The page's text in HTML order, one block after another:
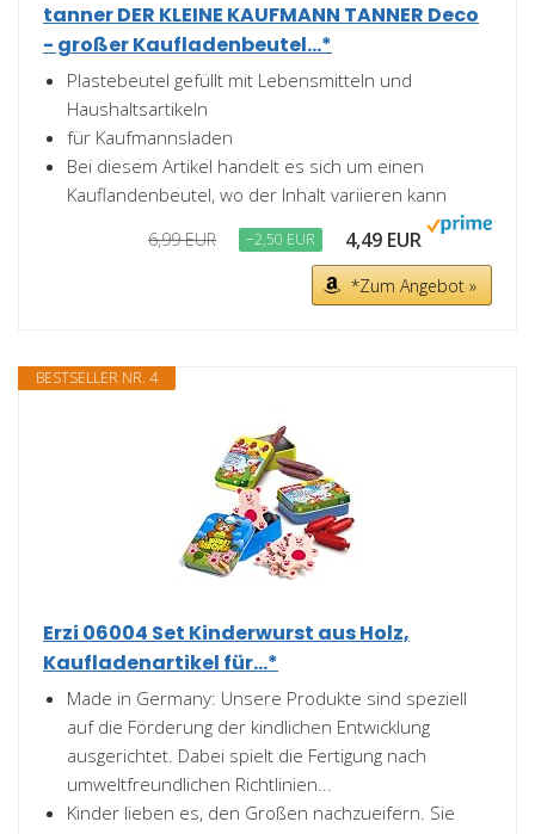
tanner DER KLEINE KAUFMANN TANNER Deco
- großer Kaufladenbeutel...*
Plastebeutel gefüllt mit Lebensmitteln und
Haushaltsartikeln
für Kaufmannsladen
Bei diesem Artikel handelt es sich um einen
Kauflandenbeutel, wo der Inhalt variieren kann
6,99 EUR −2,50 EUR 4,49 EUR
*Zum Angebot »
BESTSELLER NR. 4
Erzi 06004 Set Kinderwurst aus Holz,
Kaufladenartikel für...*
Made in Germany: Unsere Produkte sind speziell
auf die Förderung der kindlichen Entwicklung
ausgerichtet. Dabei spielt die Fertigung nach
umweltfreundlichen Richtlinien...
Kinder lieben es, den Großen nachzueifern. Sie